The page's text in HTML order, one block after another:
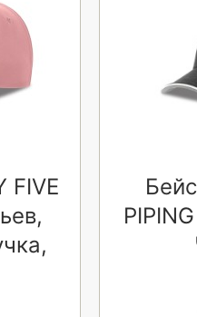
FIVE